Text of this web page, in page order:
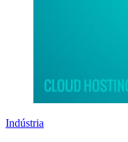
Indústria